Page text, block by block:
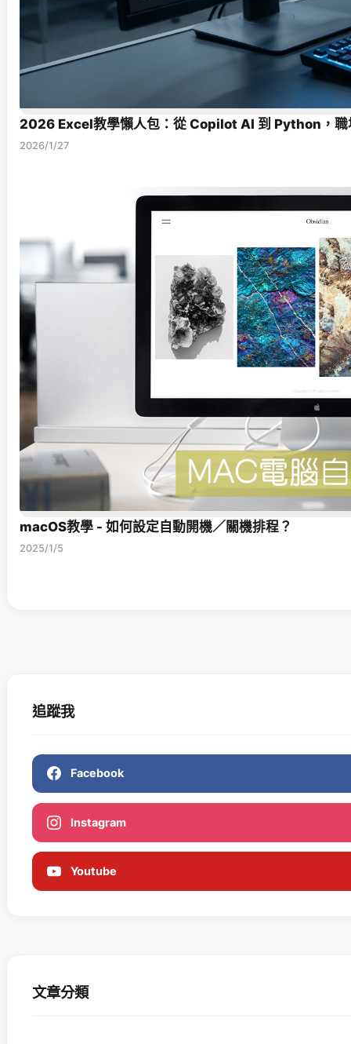
2026 Excel教學懶人包：從 Copilot AI 到 Python，職
2026/1/27
macOS教學 - 如何設定自動開機／關機排程？
2025/1/5
追蹤我
Facebook
Instagram
Youtube
文章分類